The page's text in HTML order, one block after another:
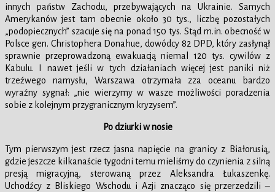
innych państw Zachodu, przebywających na Ukrainie. Samych
Amerykanów jest tam obecnie około 30 tys., liczbę pozostałych
„podopiecznych” szacuje się na ponad 150 tys. Stąd m.in. obecność w
Polsce gen. Christophera Donahue, dowódcy 82 DPD, który zasłynął
sprawnie przeprowadzoną ewakuacją niemal 120 tys. cywilów z
Kabulu. I nawet jeśli w tych działaniach więcej jest paniki niż
trzeźwego namysłu, Warszawa otrzymała zza oceanu bardzo
wyraźny sygnał: „nie wierzymy w wasze możliwości poradzenia
sobie z kolejnym przygranicznym kryzysem”.
Po dziurki w nosie
Tym pierwszym jest rzecz jasna napięcie na granicy z Białorusią,
gdzie jeszcze kilkanaście tygodni temu mieliśmy do czynienia z silną
presją migracyjną, sterowaną przez Aleksandra Łukaszenkę.
Uchodźcy z Bliskiego Wschodu i Azji znacząco się przerzedzili –